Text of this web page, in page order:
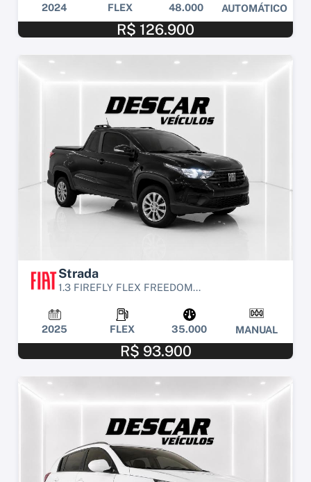
2024 FLEX 48.000 AUTOMÁTICO
R$ 126.900
Strada
1.3 FIREFLY FLEX FREEDOM...
2025 FLEX 35.000 MANUAL
R$ 93.900